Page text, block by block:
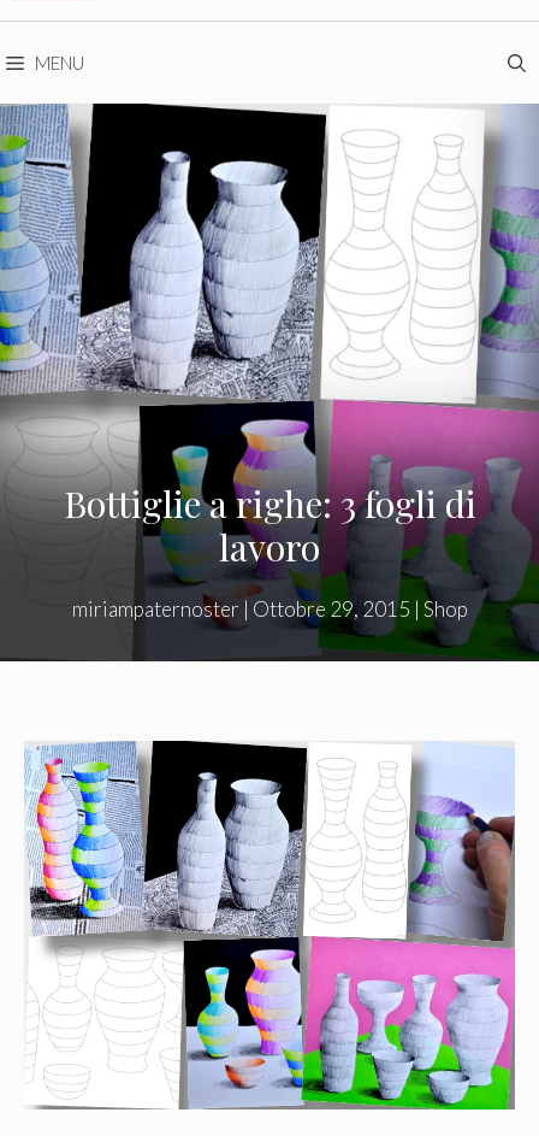
MENU
Bottiglie a righe: 3 fogli di
lavoro
miriampaternoster | Ottobre 29, 2015 | Shop